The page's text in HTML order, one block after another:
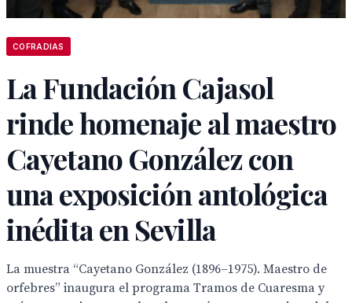
COFRADIAS
La Fundación Cajasol
rinde homenaje al maestro
Cayetano González con
una exposición antológica
inédita en Sevilla
La muestra “Cayetano González (1896–1975). Maestro de
orfebres” inaugura el programa Tramos de Cuaresma y